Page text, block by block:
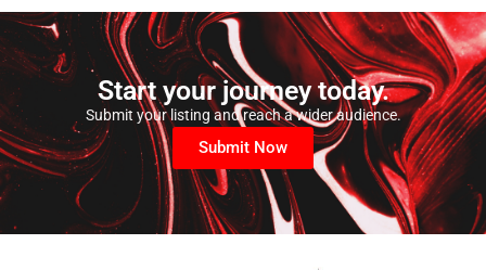
Start your journey today.
Submit your listing and reach a wider audience.
Submit Now